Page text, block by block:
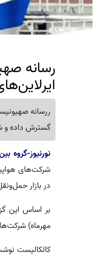
رسانه
ررسانه
گسترش داده و
نورنیوز-گروه
شرکت‌های
در بازار
بر اساس این
مهرماه)